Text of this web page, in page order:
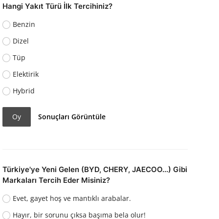
Hangi Yakıt Türü İlk Tercihiniz?
Benzin
Dizel
Tüp
Elektirik
Hybrid
Oy Sonuçları Görüntüle
Türkiye'ye Yeni Gelen (BYD, CHERY, JAECOO...) Gibi
Markaları Tercih Eder Misiniz?
Evet, gayet hoş ve mantıklı arabalar.
Hayır, bir sorunu çıksa başıma bela olur!